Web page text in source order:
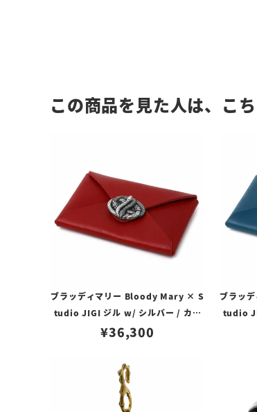
この商品を見た人は、こ
ブラッディマリー Bloody Mary × S
tudio JIGI ジル w/ シルバー / カウ
レザー レッド
¥36,300
ブラッ
tudio